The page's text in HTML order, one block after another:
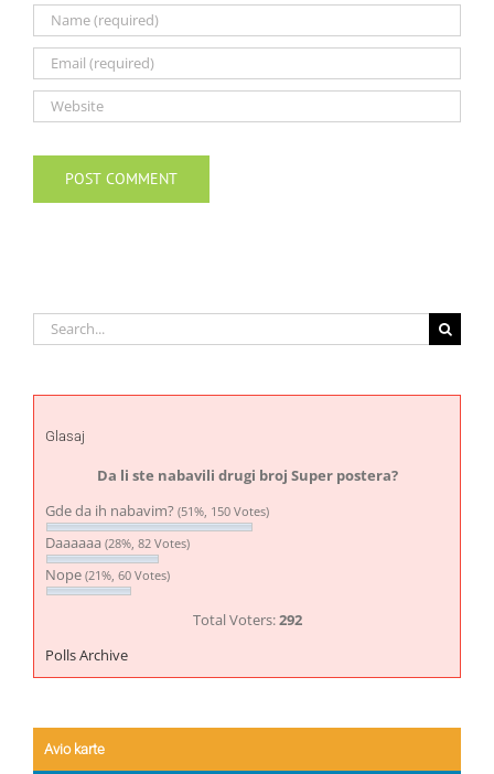
Search
for:
Glasaj
Da li ste nabavili drugi broj Super postera?
Gde da ih nabavim? (51%, 150 Votes)
Daaaaaa (28%, 82 Votes)
Nope (21%, 60 Votes)
Total Voters:292
Polls Archive
Avio karte